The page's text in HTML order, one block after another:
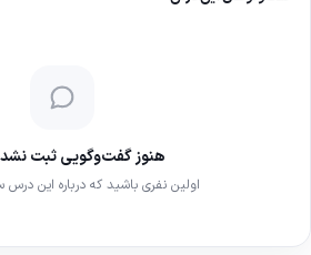
هنوز گفت‌وگویی ثبت
اولین نفری باشید که درباره این